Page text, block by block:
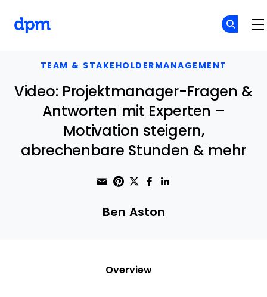
TEAM & STAKEHOLDERMANAGEMENT
Video: Projektmanager-Fragen &
Antworten mit Experten –
Motivation steigern,
abrechenbare Stunden & mehr
Share through Email
Print this page
Share on Pinterest
Share on Twitter
Share on
Ben Aston
Overview